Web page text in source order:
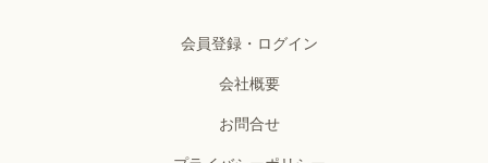
会員登録・ログイン
会社概要
お問合せ